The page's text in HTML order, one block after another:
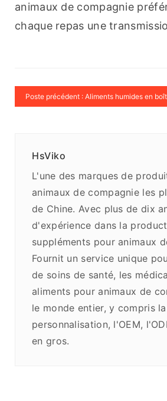
animaux de compagnie
chaque repas une
Poste précédent : Aliments humides en
HsViko
L'une des marques de
animaux de compagnie les
de Chine. Avec plus de dix
d'expérience dans la
suppléments pour animaux
Fournit un service unique
de soins de santé, les
aliments pour animaux de
le monde entier, y compris la
personnalisation, l'OEM,
en gros.